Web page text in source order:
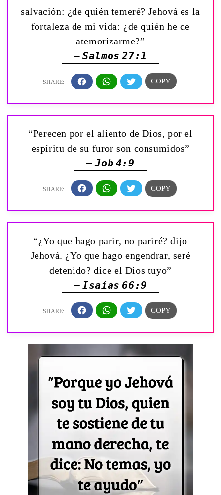
salvación: ¿de quién temeré? Jehová es la
fortaleza de mi vida: ¿de quién he de
atemorizarme?”
— Salmos 27:1
“Perecen por el aliento de Dios, por el
espíritu de su furor son consumidos”
— Job 4:9
“¿Yo que hago parir, no pariré? dijo
Jehová. ¿Yo que hago engendrar, seré
detenido? dice el Dios tuyo”
— Isaías 66:9